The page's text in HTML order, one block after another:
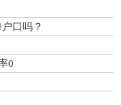
口吗？
0